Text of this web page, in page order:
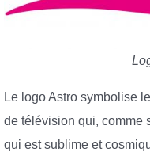
Le logo Astro symbolise
de télévision qui, comme
qui est sublime et